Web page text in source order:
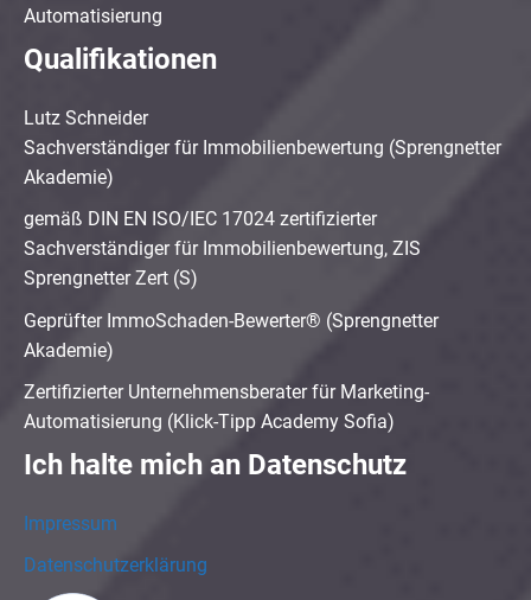
Automatisierung
Qualifikationen
Lutz Schneider
Sachverständiger für Immobilienbewertung (Sprengnetter
Akademie)
gemäß DIN EN ISO/IEC 17024 zertifizierter
Sachverständiger für Immobilienbewertung, ZIS
Sprengnetter Zert (S)
Geprüfter ImmoSchaden-Bewerter® (Sprengnetter
Akademie)
Zertifizierter Unternehmensberater für Marketing-
Automatisierung (Klick-Tipp Academy Sofia)
Ich halte mich an Datenschutz
Impressum
Datenschutzerklärung